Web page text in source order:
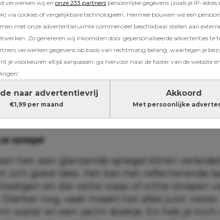
verwerken wij en onze 233 partners persoonlijke gegevens (zoals je IP-adres
via cookies of vergelijkbare technologieën. Hiermee bouwen we een
met onze advertentieruimte commercieel beschikbaar stellen aan
Zo genereren wij inkomsten door gepersonaliseerde advertenties te
verwerken gegevens op basis van rechtmatig belang, waartegen je
je voorkeuren altijd aanpassen; ga hiervoor naar de footer van de website
naar advertentievrij
€1,99 per maand
Akkoord
Met persoonlijke
lijken in eerste instantie misschien een
op de lange termijn je spullen juist
we vier zogenoemde schoonmaakhacks
kunt overslaan.
die je beter kunt overslaan
je spiegel
het: een glanzende spiegel klinkt
zo’n goed idee. Het kan het reflecterende
en die vette waas of witte strepen
nog, vaak maakt het alles juist viezer.
water en een zacht doekje. En heb je toch